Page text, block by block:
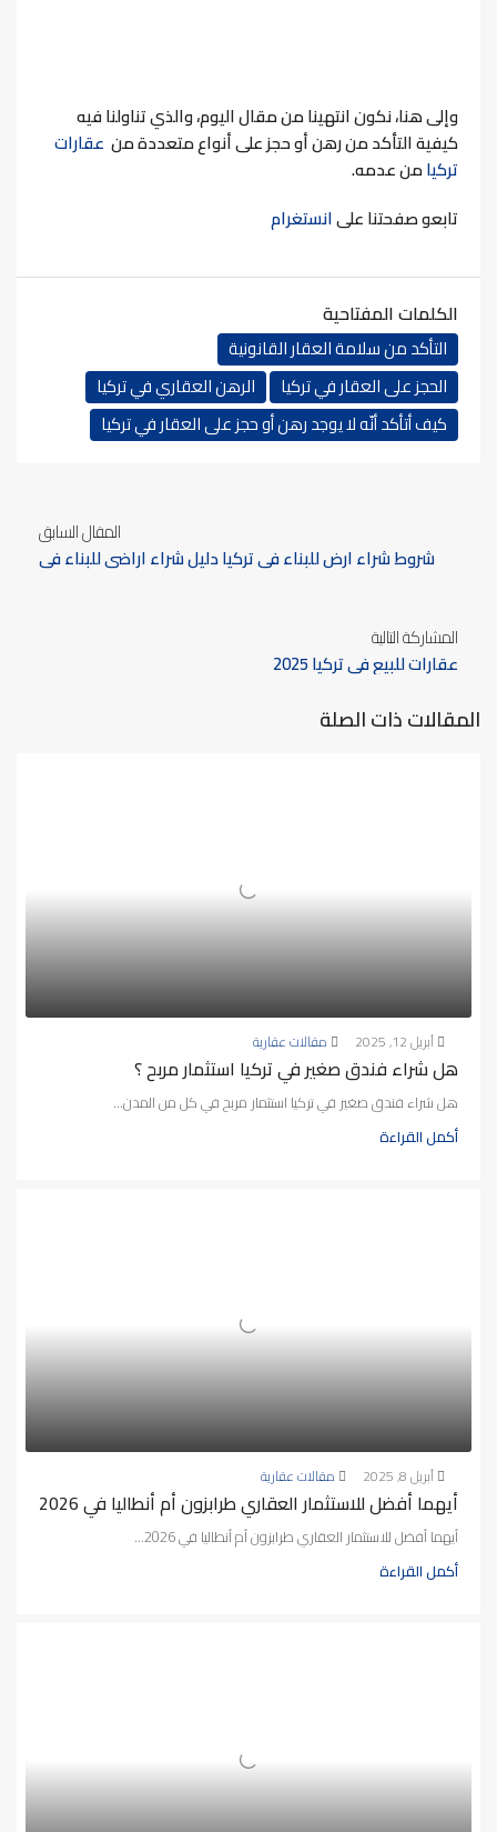
وإلى هنا، نكون انتهينا من مقال اليوم، والذي تناولنا فيه
كيفية التأكد من رهن أو حجز على أنواع متعددة من عقارات
تركيامن عدمه.
تابعو صفحتنا علىانستغرام
الكلمات المفتاحية
التأكد من سلامة العقار القانونية
الحجز على العقار في تركيا
الرهن العقاري في تركيا
كيف أتأكد أنّه لا يوجد رهن أو حجز على العقار في تركيا
المقال السابق
شروط شراء ارض للبناء في تركيا دليل شراء اراضي للبناء في
المشاركة التالية
عقارات للبيع في تركيا 2025
المقالات ذات الصلة
أبريل 12, 2025 مقالات عقارية
هل شراء فندق صغير في تركيا استثمار مربح ؟
هل شراء فندق صغير في تركيا استثمار مربح في كل من المدن...
أكمل القراءة
أبريل 8, 2025 مقالات عقارية
أيهما أفضل للاستثمار العقاري طرابزون أم أنطاليا في 2026
أيهما أفضل للاستثمار العقاري طرابزون أم أنطاليا في 2026...
أكمل القراءة